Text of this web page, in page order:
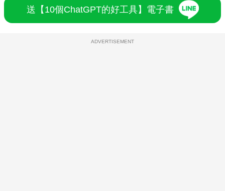
送【10個ChatGPT的好工具】電子書
ADVERTISEMENT